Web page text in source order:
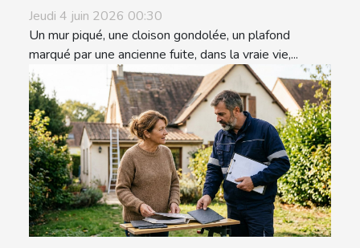
Jeudi 4 juin 2026 00:30
Un mur piqué, une cloison gondolée, un plafond
marqué par une ancienne fuite, dans la vraie vie,...